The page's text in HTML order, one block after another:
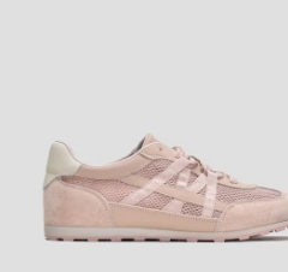
Вакансии и Работа
Наши магазины